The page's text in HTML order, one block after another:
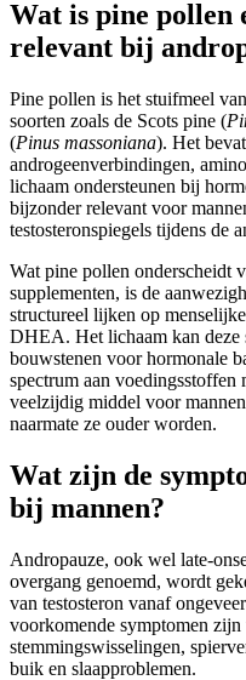
Wat is pine pollen
relevant bij
Pine pollen is het stuifmeel
soorten zoals de Scots pine (
(Pinus massoniana). Het
androgeenverbindingen,
lichaam ondersteunen bij
bijzonder relevant voor
testosteronspiegels tijdens de
Wat pine pollen onderscheidt
supplementen, is de
structureel lijken op
DHEA. Het lichaam kan deze
bouwstenen voor hormonale
spectrum aan voedingsstoffen
veelzijdig middel voor
naarmate ze ouder worden.
Wat zijn de
bij mannen?
Andropauze, ook wel late-
overgang genoemd, wordt
van testosteron vanaf
voorkomende symptomen
stemmingswisselingen,
buik en slaapproblemen.